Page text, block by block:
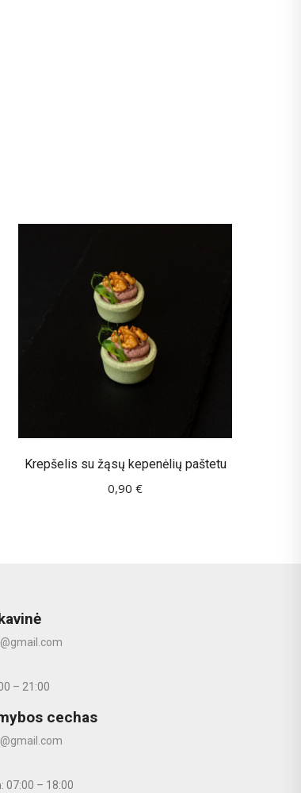
Krepšelis su žąsų kepenėlių paštetu
0,90 €
– 21:00
cechas
07:00 – 18:00